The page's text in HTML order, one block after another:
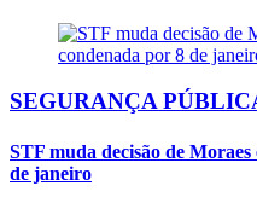
SEGURANÇA
STF muda decisão de
de janeiro